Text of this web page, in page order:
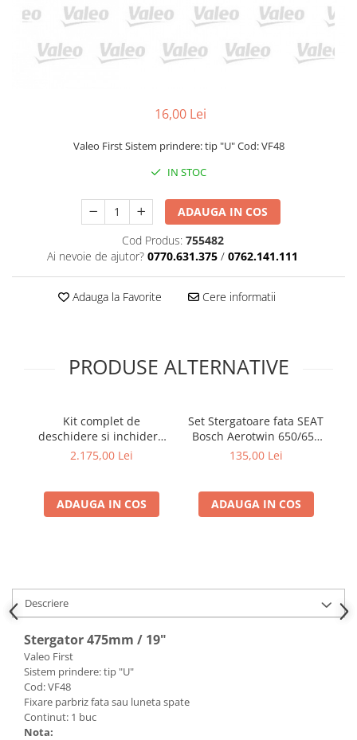
16,00 Lei
Valeo First Sistem prindere: tip "U" Cod: VF48
IN STOC
ADAUGA IN COS
Cod Produs: 755482
Ai nevoie de ajutor? 0770.631.375 / 0762.141.111
Adauga la Favorite Cere informatii
PRODUSE ALTERNATIVE
Kit complet de
deschidere si inchidere
automata a portbagajului
2.175,00 Lei
ADAUGA IN COS
Set Stergatoare fata SEAT
Bosch Aerotwin 650/650
mm, A099S / 3 397 007
135,00 Lei
ADAUGA IN COS
Descriere
Stergator 475mm / 19"
Valeo First
Sistem prindere: tip "U"
Cod: VF48
Fixare parbriz fata sau luneta spate
Continut: 1 buc
Nota: